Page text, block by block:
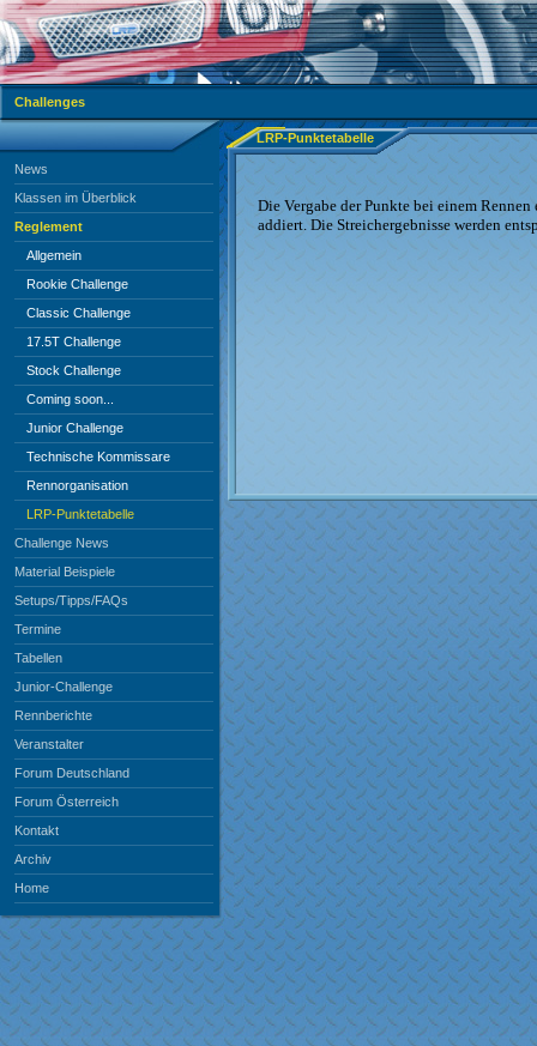
Challenges
News
Klassen im Überblick
Reglement
Allgemein
Rookie Challenge
Classic Challenge
17.5T Challenge
Stock Challenge
Coming soon...
Junior Challenge
Technische Kommissare
Rennorganisation
LRP-Punktetabelle
Challenge News
Material Beispiele
Setups/Tipps/FAQs
Termine
Tabellen
Junior-Challenge
Rennberichte
Veranstalter
Forum Deutschland
Forum Österreich
Kontakt
Archiv
Home
LRP-Punktetabelle
Die Vergabe der Punkte bei einem
addiert. Die Streichergebnisse werden